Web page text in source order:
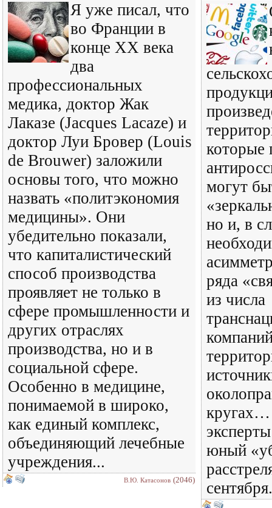
Я уже писал, что
во Франции в
конце ХХ века
два
профессиональных
медика, доктор Жак
Лаказе (Jacques Lacaze) и
доктор Луи Бровер (Louis
de Brouwer) заложили
основы того, что можно
назвать «политэкономия
медицины». Они
убедительно показали,
что капиталистический
способ производства
проявляет не только в
сфере промышленности и
других отраслях
производства, но и в
социальной сфере.
Особенно в медицине,
понимаемой в широко,
как единый комплекс,
объединяющий лечебные
учреждения...
В.Ю. Катасонов (2046)
которые
могут
но и, в
ряда
из числа
юный